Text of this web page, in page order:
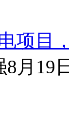
项目
8月19